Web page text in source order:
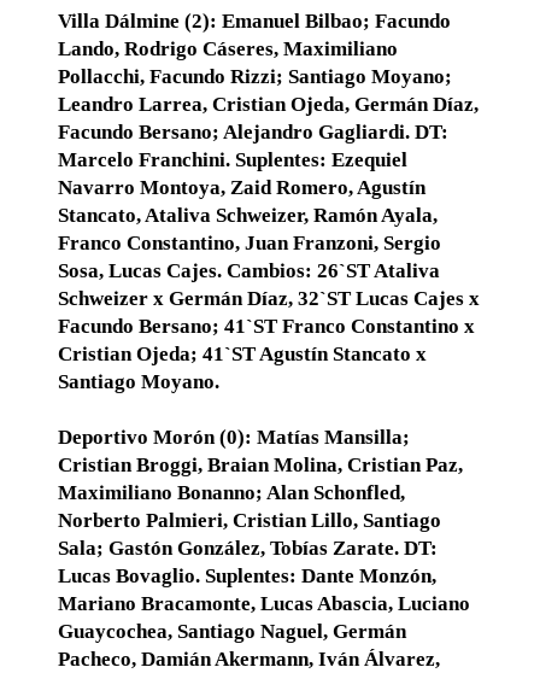
Villa Dálmine (2): Emanuel Bilbao; Facundo
Lando, Rodrigo Cáseres, Maximiliano
Pollacchi, Facundo Rizzi; Santiago Moyano;
Leandro Larrea, Cristian Ojeda, Germán Díaz,
Facundo Bersano; Alejandro Gagliardi. DT:
Marcelo Franchini. Suplentes: Ezequiel
Navarro Montoya, Zaid Romero, Agustín
Stancato, Ataliva Schweizer, Ramón Ayala,
Franco Constantino, Juan Franzoni, Sergio
Sosa, Lucas Cajes. Cambios: 26`ST Ataliva
Schweizer x Germán Díaz, 32`ST Lucas Cajes x
Facundo Bersano; 41`ST Franco Constantino x
Cristian Ojeda; 41`ST Agustín Stancato x
Santiago Moyano.
Deportivo Morón (0): Matías Mansilla;
Cristian Broggi, Braian Molina, Cristian Paz,
Maximiliano Bonanno; Alan Schonfled,
Norberto Palmieri, Cristian Lillo, Santiago
Sala; Gastón González, Tobías Zarate. DT:
Lucas Bovaglio. Suplentes: Dante Monzón,
Mariano Bracamonte, Lucas Abascia, Luciano
Guaycochea, Santiago Naguel, Germán
Pacheco, Damián Akermann, Iván Álvarez,